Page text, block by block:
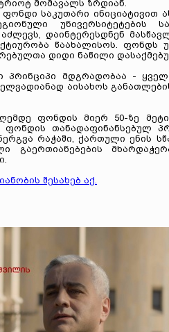
მომავალს ზრდიან.
ფონდი საკუთარი ინიციატივით
უნივერსიტეტების
დაინტერესდნენ
წაახალისოს. ფონდს
დიდი ნაწილი
მდგრადობაა -
აისახოს
ფონდის მიერ 50-ზე
თანადაფინანსებულ
რაჭაში, ქართული ენის
გაერთიანებების
შესახებ აქ.